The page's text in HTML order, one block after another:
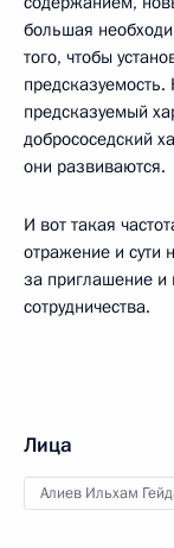
большая
того, чтобы
предсказуемый
добрососедский
они развиваются.
И вот такая
отражение и сути
за приглашение и
сотрудничества.
Лица
Алиев Ильхам